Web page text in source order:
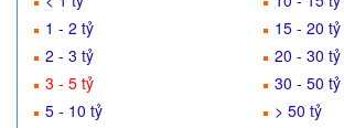
1 - 2 tỷ
2 - 3 tỷ
3 - 5 tỷ
5 - 10 tỷ
15 - 20 tỷ
20 - 30 tỷ
30 - 50 tỷ
> 50 tỷ